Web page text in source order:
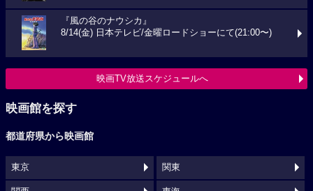
『風の谷のナウシカ』
8/14(金) 日本テレビ/金曜ロードショーにて(21:00〜)
映画TV放送スケジュールへ
映画館を探す
都道府県から映画館
東京 関東